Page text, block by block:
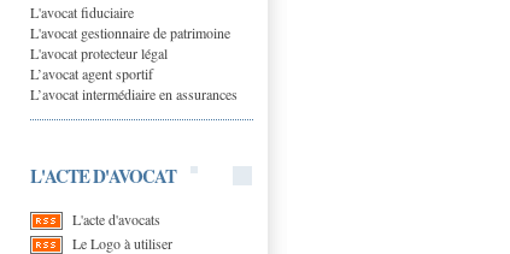
L'avocat fiduciaire
L'avocat gestionnaire de patrimoine
L'avocat protecteur légal
L’avocat agent sportif
L’avocat intermédiaire en assurances
L'ACTE D'AVOCAT
L'acte d'avocats
Le Logo à utiliser